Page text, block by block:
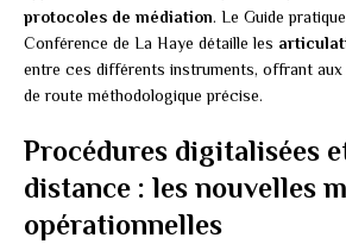
protocoles de médiation. Le Guide
Conférence de La Haye détaille les
entre ces différents instruments, offrant aux
de route méthodologique précise.
Procédures digitalisées
distance : les nouvelles
opérationnelles